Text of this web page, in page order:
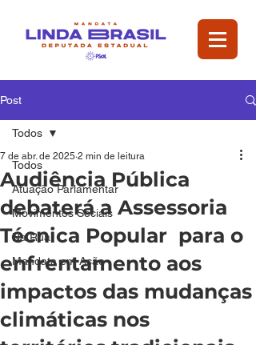
Post
Todos
Atuação Parlamentar
Movimentos Sociais
Na Rua
Mandata em Ação
Todos
Audiência Pública
debaterá a Assessoria
Técnica Popular para o
enfrentamento aos
impactos das mudanças
climáticas nos
7 de abr. de 2025 2 min de leitura